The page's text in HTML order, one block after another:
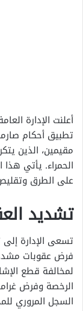
أعلنت الإدارة
تطبيق أحكام
مقيمين، الذين
الحمراء. يأتي هذا
على الطرق
تشديد
تسعى الإدارة
فرض عقوبات
لمخالفة قطع
الرخصة وفرض
السجل المروري